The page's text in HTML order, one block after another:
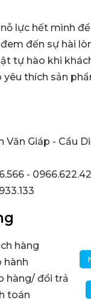
lực hết mình
đến sự hài
tự hào khi
thích sản
Văn Giáp - Cầu
-
hàng
hành
hàng/ đổi trả
toán